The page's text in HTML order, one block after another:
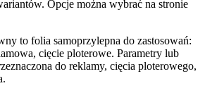
Opcje można wybrać na stronie
to folia samoprzylepna do zastosowań:
cięcie ploterowe. Parametry lub
do reklamy, cięcia ploterowego,